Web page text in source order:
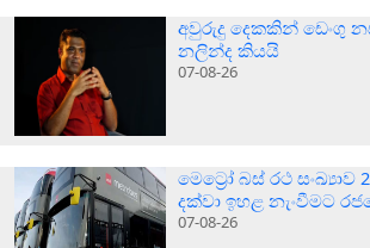
අවුරුදු දෙකකින් ඩෙංගු
නලින්ද කියයි
07-08-26
මෙට්‍රෝ බස් රථ සංඛ්‍යාව
දක්වා ඉහළ නැංවීමට
07-08-26